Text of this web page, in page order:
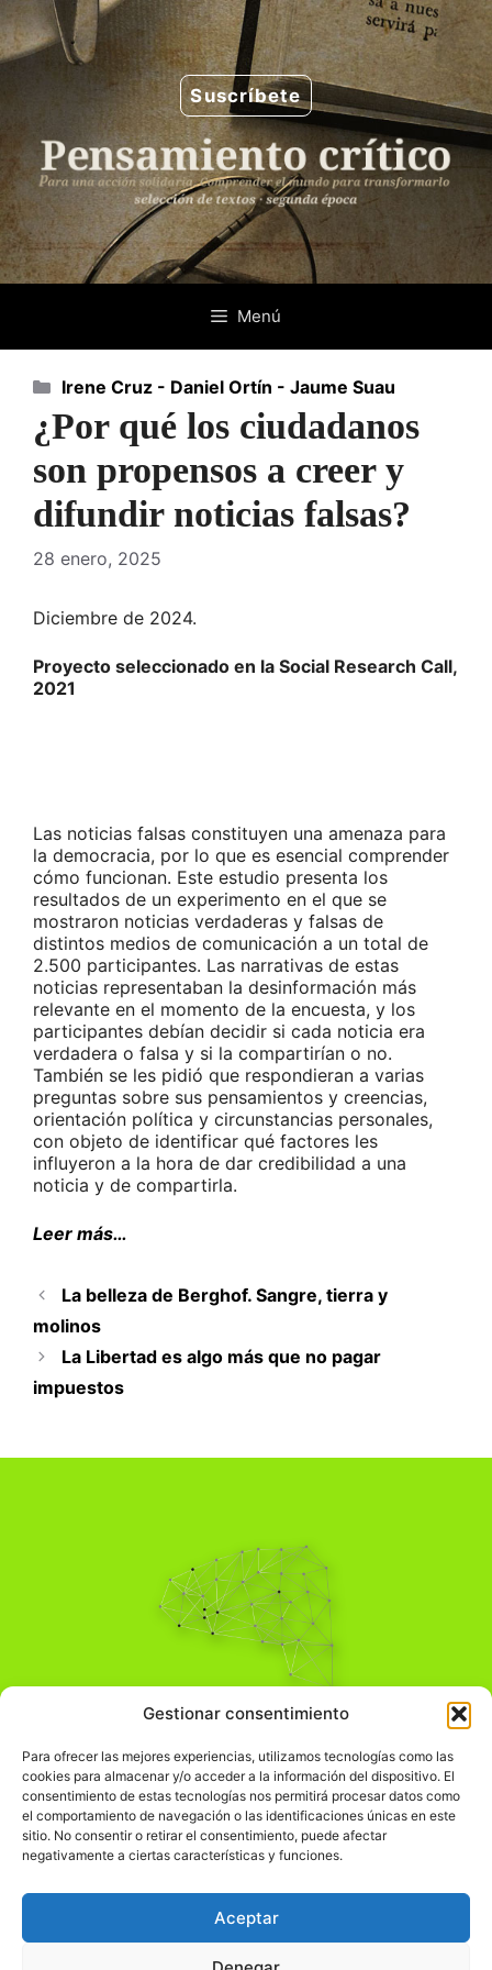
Gestionar consentimiento
Para ofrecer las mejores experiencias, utilizamos tecnologías como las
cookies para almacenar y/o acceder a la información del dispositivo. El
consentimiento de estas tecnologías nos permitirá procesar datos como
el comportamiento de navegación o las identificaciones únicas en este
sitio. No consentir o retirar el consentimiento, puede afectar
negativamente a ciertas características y funciones.
Aceptar
Saltar
al
contenido
Suscríbete
Menú
¿Por qué los ciudadanos
son propensos a creer y
difundir noticias falsas?
28 enero, 2025
Diciembre de 2024.
Proyecto seleccionado en la Social Research Call,
2021
Las noticias falsas constituyen una amenaza para
la democracia, por lo que es esencial comprender
cómo funcionan. Este estudio presenta los
resultados de un experimento en el que se
mostraron noticias verdaderas y falsas de
distintos medios de comunicación a un total de
2.500 participantes. Las narrativas de estas
noticias representaban la desinformación más
relevante en el momento de la encuesta, y los
participantes debían decidir si cada noticia era
verdadera o falsa y si la compartirían o no.
También se les pidió que respondieran a varias
preguntas sobre sus pensamientos y creencias,
orientación política y circunstancias personales,
con objeto de identificar qué factores les
influyeron a la hora de dar credibilidad a una
noticia y de compartirla.
Leer más…
Categorías
Irene Cruz - Daniel Ortín - Jaume Suau
La belleza de Berghof. Sangre, tierra y
molinos
La Libertad es algo más que no pagar
impuestos
Pensamiento Crítico
Comprender el mundo para transformarlo.
Información Legal
჻Política de privacidad
Política de cookies